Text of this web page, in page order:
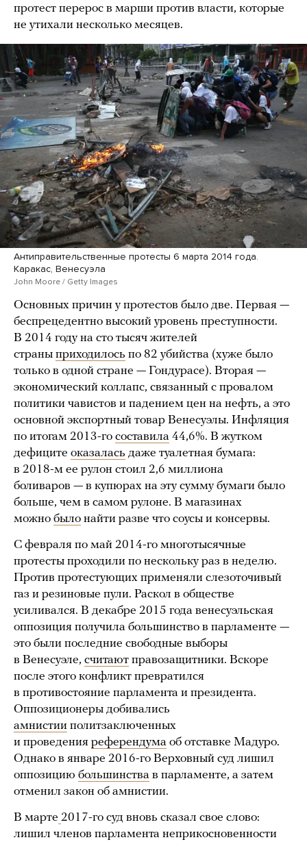
протест перерос в марши против власти, которые
не утихали несколько месяцев.
Антиправительственные протесты 6 марта 2014 года.
Каракас, Венесуэла
John Moore / Getty Images
Основных причин у протестов было две. Первая —
беспрецедентно высокий уровень преступности.
В 2014 году на сто тысяч жителей
страны приходилось по 82 убийства (хуже было
только в одной стране — Гондурасе). Вторая —
экономический коллапс, связанный с провалом
политики чавистов и падением цен на нефть, а это
основной экспортный товар Венесуэлы. Инфляция
по итогам 2013-го составила 44,6%. В жутком
дефиците оказалась даже туалетная бумага:
в 2018-м ее рулон стоил 2,6 миллиона
боливаров — в купюрах на эту сумму бумаги было
больше, чем в самом рулоне. В магазинах
можно было найти разве что соусы и консервы.
С февраля по май 2014-го многотысячные
протесты проходили по нескольку раз в неделю.
Против протестующих применяли слезоточивый
газ и резиновые пули. Раскол в обществе
усиливался. В декабре 2015 года венесуэльская
оппозиция получила большинство в парламенте —
это были последние свободные выборы
в Венесуэле, считают правозащитники. Вскоре
после этого конфликт превратился
в противостояние парламента и президента.
Оппозиционеры добивались
амнистии политзаключенных
и проведения референдума об отставке Мадуро.
Однако в январе 2016-го Верховный суд лишил
оппозицию большинства в парламенте, а затем
отменил закон об амнистии.
В марте 2017-го суд вновь сказал свое слово:
лишил членов парламента неприкосновенности